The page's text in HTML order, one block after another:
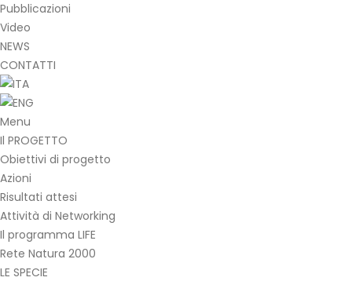
Pubblicazioni
Video
NEWS
CONTATTI
Menu
Il PROGETTO
Obiettivi di progetto
Azioni
Risultati attesi
Attività di Networking
Il programma LIFE
Rete Natura 2000
LE SPECIE